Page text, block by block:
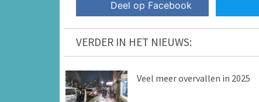
Deel op Facebook
VERDER IN HET NIEUWS:
Veel meer overvallen in 2025